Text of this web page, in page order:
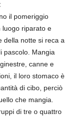
il pomeriggio
luogo riparato e
della notte si reca a
pascolo. Mangia
canne e
il loro stomaco è
di cibo, perciò
che mangia.
di tre o quattro